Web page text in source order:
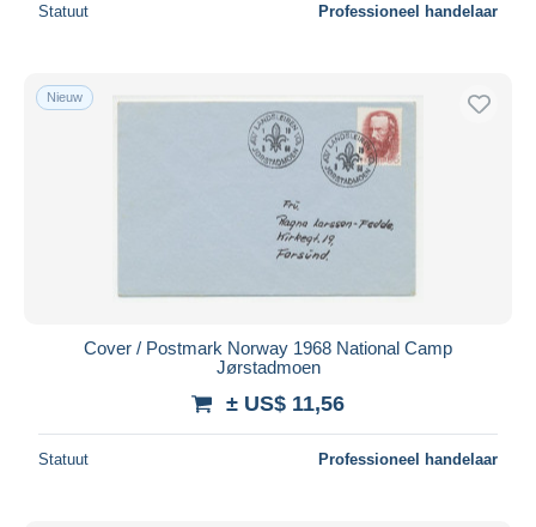
Statuut Professioneel handelaar
Nieuw
Cover / Postmark Norway 1968 National Camp
Jørstadmoen
± US$ 11,56
Statuut Professioneel handelaar